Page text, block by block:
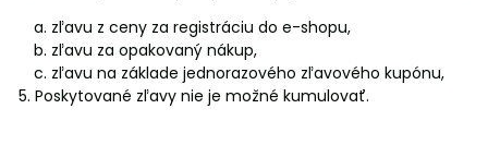
zľavu z ceny za registráciu do e-shopu,
zľavu za opakovaný nákup,
zľavu na základe jednorazového zľavového kupónu,
Poskytované zľavy nie je možné kumulovať.